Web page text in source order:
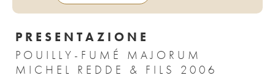
PRESENTAZIONE
POUILLY-FUMÉ MAJORUM
MICHEL REDDE & FILS 2006